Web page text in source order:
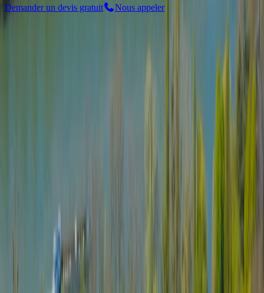
Demander un devis gratuit
Nous appeler
La référence en débarras de biens de luxe, valorisation d'actifs et
gestion patrimoniale professionnelle. Au service des particuliers et
professionnels exigeants.